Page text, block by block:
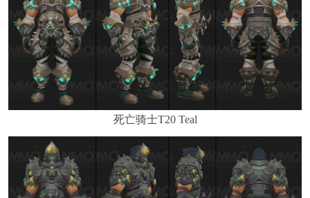
死亡骑士T20 Teal